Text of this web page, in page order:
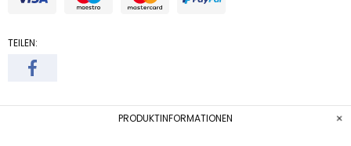
TEILEN:
PRODUKTINFORMATIONEN